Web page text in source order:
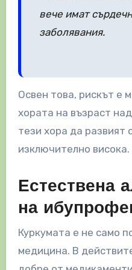
вече имат
заболявания.
Освен това, рискът е
хората на възраст
тези хора да развият
изключително висока.
Естествена
на
Куркумата е не само
медицина. В